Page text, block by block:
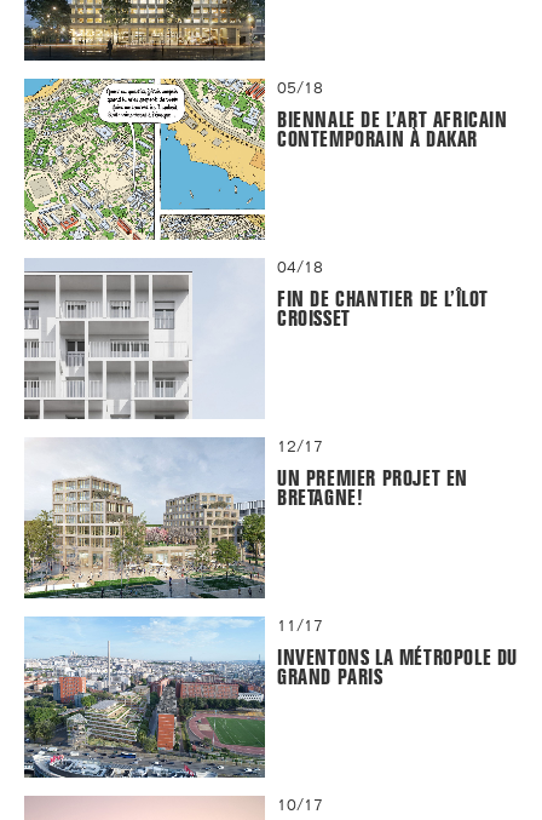
05/18
BIENNALE DE L’ART AFRICAIN
CONTEMPORAIN À DAKAR
04/18
FIN DE CHANTIER DE L’ÎLOT
CROISSET
12/17
UN PREMIER PROJET EN
BRETAGNE!
11/17
INVENTONS LA MÉTROPOLE DU
GRAND PARIS
10/17